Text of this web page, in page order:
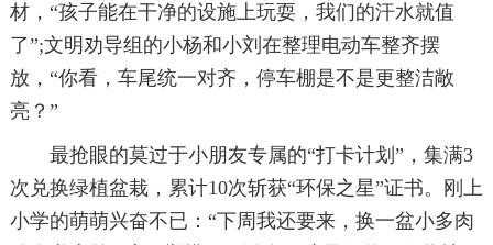
材，“孩子能在干净的设施上玩耍，我们的汗水就值
了”;文明劝导组的小杨和小刘在整理电动车整齐摆
放，“你看，车尾统一对齐，停车棚是不是更整洁敞
亮？”
最抢眼的莫过于小朋友专属的“打卡计划”，集满3
次兑换绿植盆栽，累计10次斩获“环保之星”证书。刚上
小学的萌萌兴奋不已：“下周我还要来，换一盆小多肉